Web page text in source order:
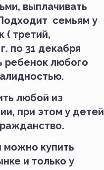
выплачивать
семьям у
( третий,
по 31 декабря
ребенок любого
любой из
при этом у детей
можно купить
и только у